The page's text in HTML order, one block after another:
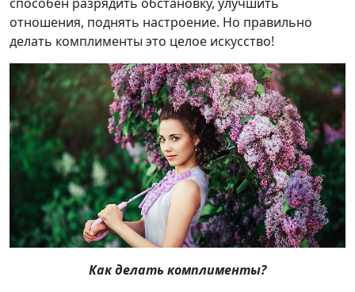
способен разрядить обстановку, улучшить
отношения, поднять настроение. Но правильно
делать комплименты это целое искусство!
Как делать комплименты?